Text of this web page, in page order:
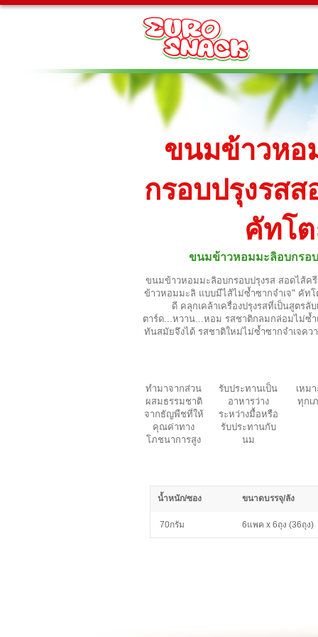
ขนมข้าวหอ
กรอบปรุงรสส
คัทโ
ขนมข้าวหอมมะลิอบกรอ
ขนมข้าวหอมมะลิอบกรอบปรุงรส สอดไส้ค
ข้าวหอมมะลิ แบบมีไส้ไม่ซ้ำซากจำเจ" คัท
ดี คลุกเคล้าเครื่องปรุงรสที่เป็นสูตรลั
ตาร์ด...หวาน...หอม รสชาติกลมกล่อมไม่ซ้
ทันสมัยจึงได้ รสชาติใหม่ไม่ซ้ำซากจำเจค
ทำมาจากส่วน
ผสมธรรมชาติ
จากธัญพืชที่ให้
คุณค่าทาง
โภชนาการสูง
รับประทานเป็น
อาหารว่าง
ระหว่างมื้อหรือ
รับประทานกับ
นม
เหม
ทุกเ
น้ำหนัก/ซอง ขนาดบรรจุ/ลัง
70กรัม 6แพค x 6ถุง (36ถุง)